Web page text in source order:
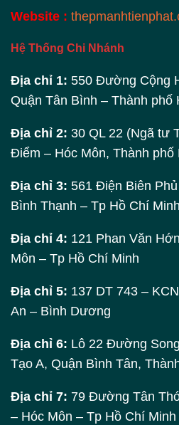
Website :
Hệ Thống Chi Nhánh
Địa chỉ 1: 550 Đường Cộng
Quận Tân Bình – Thành phố
Địa chỉ 2: 30 QL 22 (Ngã tư
Điểm – Hóc Môn, Thành phố
Địa chỉ 3: 561 Điện Biên
Bình Thạnh – Tp Hồ Chí Minh
Địa chỉ 4: 121 Phan Văn
Môn – Tp Hồ Chí Minh
Địa chỉ 5: 137 DT 743 –
An – Bình Dương
Địa chỉ 6: Lô 22 Đường
Tạo A, Quận Bình Tân,
Địa chỉ 7: 79 Đường Tân
– Hóc Môn – Tp Hồ Chí Minh